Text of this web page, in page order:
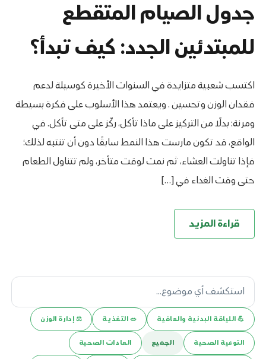
جدول الصيام المتقطع
للمبتدئين الجدد: كيف تبدأ؟
اكتسب شعبية متزايدة في السنوات الأخيرة كوسيلة لدعم
فقدان الوزن وتحسين . ويعتمد هذا الأسلوب على فكرة بسيطة
ومرنة: بدلًا من التركيز على ماذا تأكل، ركّز على متى تأكل. في
الواقع، قد تكون مارست هذا النمط سابقًا دون أن تنتبه لذلك؛
فإذا تناولت العشاء، ثم نمت لوقت متأخر، ولم تتناول الطعام
حتى وقت الغداء في […]
قراءة المزيد
💪️ اللياقة البدنية والعافية 🥗 التغذية ⚖️ إدارة الوزن
التوعية الصحية الجميع العادات الصحية